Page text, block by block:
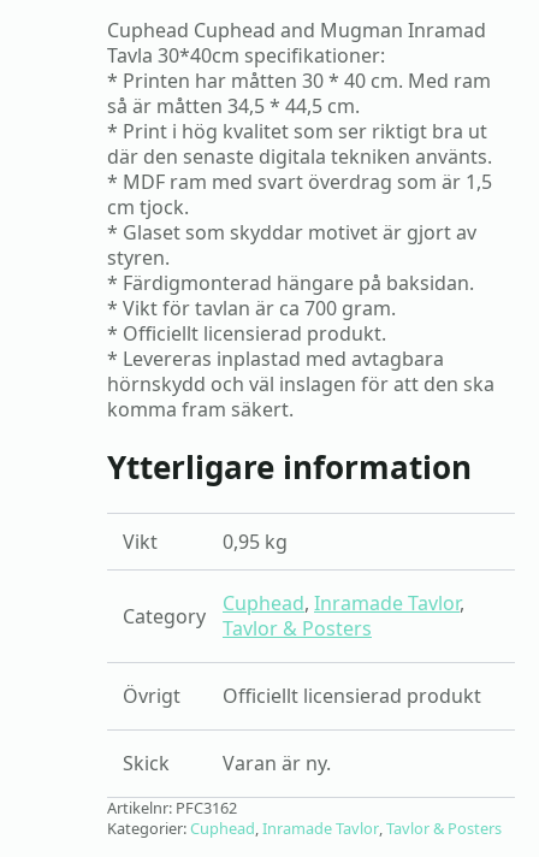
Cuphead Cuphead and Mugman Inramad
Tavla 30*40cm specifikationer:
* Printen har måtten 30 * 40 cm. Med ram
så är måtten 34,5 * 44,5 cm.
* Print i hög kvalitet som ser riktigt bra ut
där den senaste digitala tekniken använts.
* MDF ram med svart överdrag som är 1,5
cm tjock.
* Glaset som skyddar motivet är gjort av
styren.
* Färdigmonterad hängare på baksidan.
* Vikt för tavlan är ca 700 gram.
* Officiellt licensierad produkt.
* Levereras inplastad med avtagbara
hörnskydd och väl inslagen för att den ska
komma fram säkert.
Ytterligare information
Vikt 0,95 kg
Category Cuphead, Inramade Tavlor,
Tavlor & Posters
Övrigt Officiellt licensierad produkt
Skick Varan är ny.
Artikelnr: PFC3162
Kategorier:Cuphead,Inramade Tavlor,Tavlor & Posters